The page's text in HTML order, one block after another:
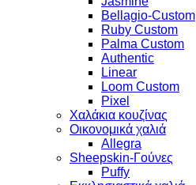
Bellagio-Custom
Ruby Custom
Palma Custom
Authentic
Linear
Loom Custom
Pixel
Χαλάκια κουζίνας
Οικονομικά χαλιά
Allegra
Sheepskin-Γούνες
Puffy